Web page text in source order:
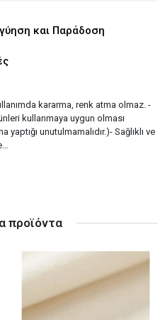
και Παράδοση
kararma, renk atma olmaz. -
kullanmaya uygun olması
unutulmamalıdır.)- Sağlıklı ve
προϊόντα